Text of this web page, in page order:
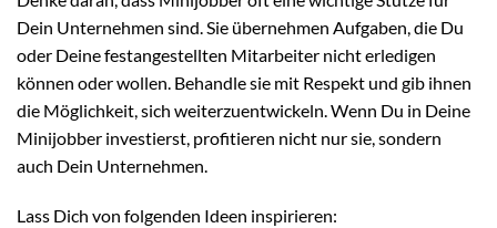
Dein Unternehmen sind. Sie übernehmen Aufgaben, die Du
oder Deine festangestellten Mitarbeiter nicht erledigen
können oder wollen. Behandle sie mit Respekt und gib ihnen
die Möglichkeit, sich weiterzuentwickeln. Wenn Du in Deine
Minijobber investierst, profitieren nicht nur sie, sondern
auch Dein Unternehmen.
Lass Dich von folgenden Ideen inspirieren: